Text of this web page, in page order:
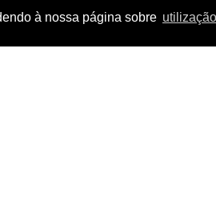
à nossa página sobre
gerada pela